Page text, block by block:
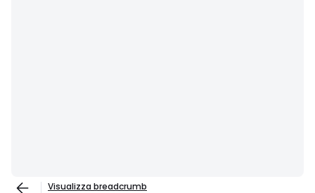
Visualizza breadcrumb